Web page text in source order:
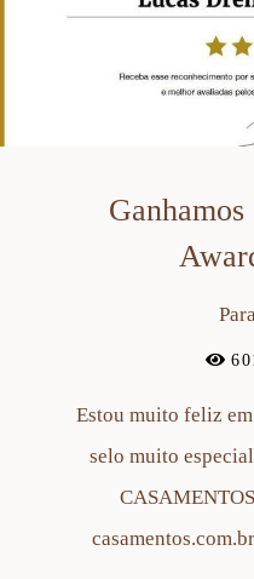
Ganhamos
Estou muito feliz
selo muito